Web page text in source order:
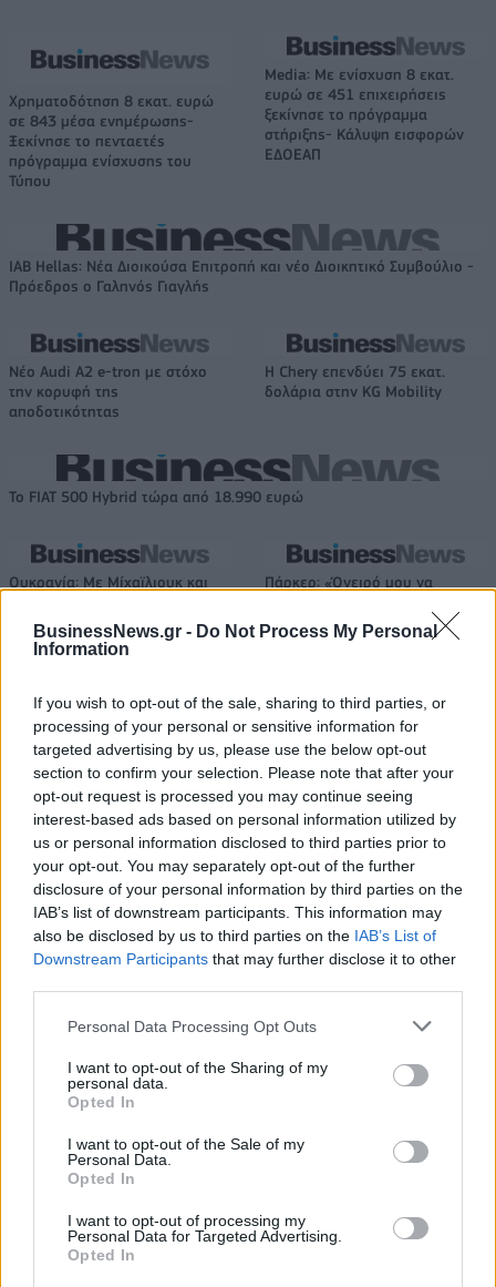
BusinessNews.gr - Do Not Process My Personal
Information
If you wish to opt-out of the sale, sharing to third parties, or
processing of your personal or sensitive information for
targeted advertising by us, please use the below opt-out
section to confirm your selection. Please note that after your
opt-out request is processed you may continue seeing
interest-based ads based on personal information utilized by
us or personal information disclosed to third parties prior to
your opt-out. You may separately opt-out of the further
disclosure of your personal information by third parties on the
IAB’s list of downstream participants. This information may
also be disclosed by us to third parties on the IAB’s List of
Downstream Participants that may further disclose it to other
Personal Data Processing Opt Outs
I want to opt-out of the Sharing of my
personal data.
Opted In
I want to opt-out of the Sale of my
Personal Data.
Opted In
I want to opt-out of processing my
Personal Data for Targeted Advertising.
Opted In
Χρηματοδότηση 8 εκατ. ευρώ
σε 843 μέσα ενημέρωσης-
Ξεκίνησε το πενταετές
πρόγραμμα ενίσχυσης του
Τύπου
Media: Με ενίσχυση 8 εκατ.
ευρώ σε 451 επιχειρήσεις
ξεκίνησε το πρόγραμμα
στήριξης- Κάλυψη εισφορών
ΕΔΟΕΑΠ
IAB Hellas: Νέα Διοικούσα Επιτροπή και νέο Διοικητικό Συμβούλιο -
Πρόεδρος ο Γαληνός Γιαγλής
Νέο Audi A2 e-tron με στόχο
την κορυφή της
αποδοτικότητας
Η Chery επενδύει 75 εκατ.
δολάρια στην KG Mobility
Το FIAT 500 Hybrid τώρα από 18.990 ευρώ
Ουκρανία: Με Μίχαϊλιουκ και
Πάρκερ: «Όνειρό μου να
Βιλερμπάν» - Η διευκρινιστική
ανάρτηση που έκανε
HELLENiQ ENERGY: Κέρδη 393 εκατ. ευρώ στο α' εξάμηνο – Στα 734
εκατ. ευρώ τα EBITDA
Viohalco: Αυξημένος κατά 14%
ο τζίρος στο α' εξάμηνο, στα 4,3
δισ. ευρώ – Στα 446 εκατ. ευρώ
τα EBITDA
ΥΠΕΘΟΟ: Νέες επενδύσεις 1
δισ. ευρώ ως το 2028 για την
Ενέργεια
VW: Η δύσκολη εξίσωση της
αναδιάρθρωσης
18η συνεχόμενη χρονιά για τον
Alpha Bank: Για πρώτη φορά το Αρχαίο Θέατρο Επιδαύρου άνοιξε τις
πύλες του σε όλους